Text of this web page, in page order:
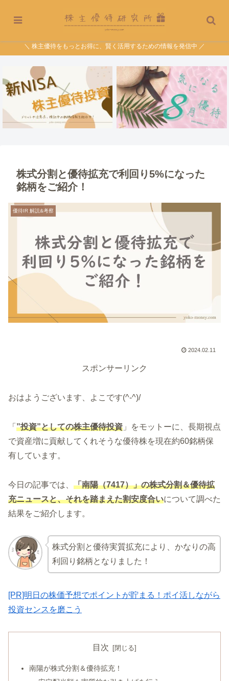
＼ 株主優待をもっとお得に、賢く活用するための情報を発信中 ／
株式分割と優待拡充で利回り5%になった
銘柄をご紹介！
優待IR 解説&考察
2024.02.11
スポンサーリンク
おはようございます、よこです(^-^)/
「 ”投資”としての株主優待投資 」をモットーに、長期視点
で資産増に貢献してくれそうな優待株を現在約60銘柄保
有しています。
今日の記事では、 「南陽（7417）」の株式分割＆優待拡
充ニュースと、それを踏まえた割安度合いについて調べた
結果をご紹介します。
株式分割と優待実質拡充により、かなりの高
利回り銘柄となりました！
[PR]明日の株価予想でポイントが貯まる！ポイ活しながら
投資センスを磨こう
目次
南陽が株式分割＆優待拡充！